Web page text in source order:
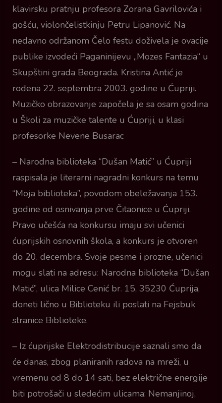
klavirsku pratnju profesora Zorana Gavrilovića i
gošću, violončelistkinju Petru Lipanović. Na
nedavno održanom Čelo festu doživela je ovacije
publike izvodeći Paganinijevu „Mozes Fantazia“ u
Skupštini grada Beograda. Kristina Antić je
rođena 22. septembra 2003. godine u Ćupriji.
Muzičko obrazovanje započela je sa osam godina
u Školi za muzičke talente u Ćupriji, u klasi
profesorke Nevene Busarac
– Narodna biblioteka “Dušan Matić” u Ćupriji
raspisala je literarni nagradni konkurs na temu
“Moja biblioteka”, povodom obeležavanja 153.
godine od osnivanja prve Čitaonice u Ćupriji.
Pravo učešća na konkursu imaju svi učenici
ćuprijskih osnovnih škola, a konkurs je otvoren
do 20. decembra. Svoje pesme i prozne, učenici
mogu slati na adresu: Narodna biblioteka “Dušan
Matić”, ulica Milice Cenić br. 15, 35230 Ćuprija,
doneti lično u Biblioteku ili poslati na Fejsbuk
stranice Biblioteke.
– Iz ćuprijske Elektrodistribucije saznali smo da
će danas, zbog planiranih radova na mreži, u
vremenu od 8 do 14 sati, bez električne energije
biti potrošači u sledećim ulicama: Nemanjinoj,